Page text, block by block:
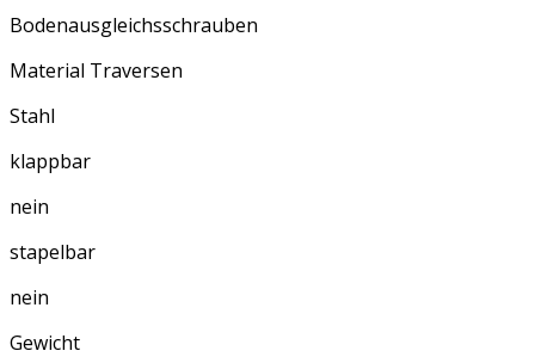
Bodenausgleichsschrauben
Material Traversen
Stahl
klappbar
nein
stapelbar
nein
Gewicht